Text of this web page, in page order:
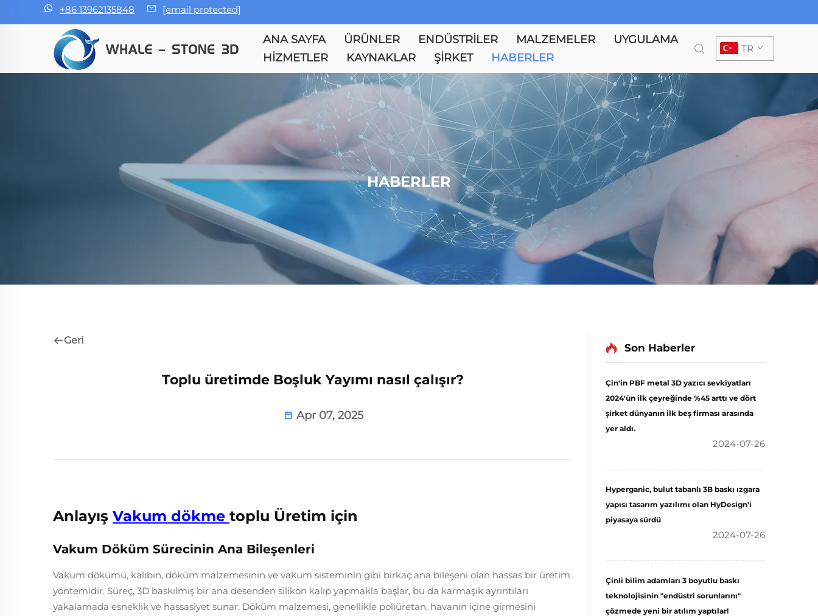
+86 13962135848 [email protected]
ANA SAYFA ÜRÜNLER ENDÜSTRILER MALZEMELER
UYGULAMA
HIZMETLER
KAYNAKLAR ŞIRKET HABERLER
TR
HABERLER
Geri
Toplu üretimde Boşluk Yayımı nasıl çalışır?
Apr 07, 2025
Anlayış Vakum dökme toplu Üretim için
Vakum Döküm Sürecinin Ana Bileşenleri
Vakum dökümü, kalıbın, döküm malzemesinin ve vakum sisteminin gibi birkaç ana bileşeni olan hassas bir üretim
yöntemidir. Süreç, 3D baskılmış bir ana desenden silikon kalıp yapmakla başlar, bu da karmaşık ayrıntıları
yakalamada esneklik ve hassasiyet sunar. Döküm malzemesi, genellikle poliüretan, havanın içine girmesini
Son Haberler
Çin'in PBF metal 3D yazıcı sevkiyatları
2024'ün ilk çeyreğinde %45 arttı ve dört
şirket dünyanın ilk beş firması arasında
yer aldı.
2024-07-26
Hyperganic, bulut tabanlı 3B baskı ızgara
yapısı tasarım yazılımı olan HyDesign'i
piyasaya sürdü
2024-07-26
Çinli bilim adamları 3 boyutlu baskı
teknolojisinin "endüstri sorunlarını"
çözmede yeni bir atılım yaptılar!